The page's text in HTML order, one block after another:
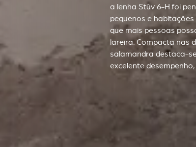
a lenha Stûv 6-H foi
pequenos e
que mais pessoas
lareira. Compacta nas
salamandra destaca-
excelente